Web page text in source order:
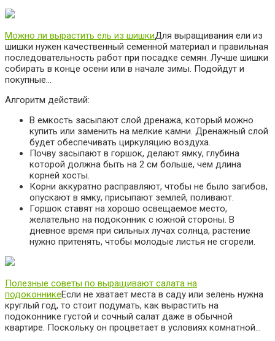
Можно ли вырастить ель из шишкиДля выращивания ели из
шишки нужен качественный семенной материал и правильная
последовательность работ при посадке семян. Лучше шишки
собирать в конце осени или в начале зимы. Подойдут и
покупные…
Алгоритм действий:
В емкость засыпают слой дренажа, который можно
купить или заменить на мелкие камни. Дренажный слой
будет обеспечивать циркуляцию воздуха.
Почву засыпают в горшок, делают ямку, глубина
которой должна быть на 2 см больше, чем длина
корней хосты.
Корни аккуратно расправляют, чтобы не было загибов,
опускают в ямку, присыпают землей, поливают.
Горшок ставят на хорошо освещаемое место,
желательно на подоконник с южной стороны. В
дневное время при сильных лучах солнца, растение
нужно притенять, чтобы молодые листья не сгорели.
Полезные советы по выращивают салата на
подоконникеЕсли не хватает места в саду или зелень нужна
круглый год, то стоит подумать, как вырастить на
подоконнике густой и сочный салат даже в обычной
квартире. Поскольку он процветает в условиях комнатной…